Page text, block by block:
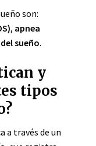
son:
, apnea
sueño.
y
tipos
a través de un